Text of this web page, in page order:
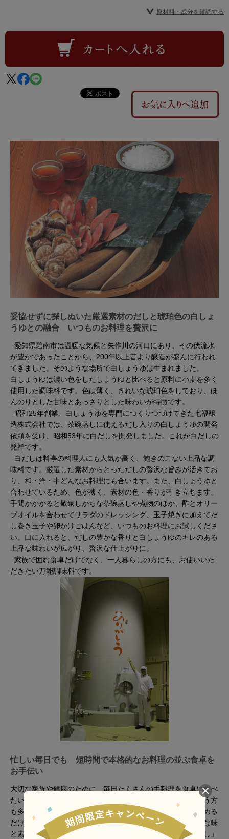
原材料・成分を確認する
妥協せずに探しぬいた厳選素材のだしと琥珀色の白しょ
うゆとの融合 いつものお料理を贅沢に
愛知県碧南市は温暖な気候と矢作川の河口にあり、その伏流水
が豊かであったことから、200年以上昔より醸造が盛んに行われ
てきました。そのような場所で白しょうゆは生まれました。
白しょうゆは濃い色をしたしょうゆと比べると原料に小麦を多く
使用した調味料です。色は薄く、きれいな琥珀色をしており、ほ
んのりとした甘味とあっさりとした味わいが特徴です。
昭和25年創業、白しょうゆを専門につくりつづけてきた七福醸
造株式会社では、茶碗蒸しに使えるだし入りの白しょうゆの開発
依頼を受け、昭和53年に白だしを開発しました。これが白だしの
発祥です。
白だしは料亭の料理人にも人気が高く、飽きのこない上品な調
味料です。厳選した素材からとっただしの贅沢な旨みが活きてお
り、和・洋・中どんなお料理にも合います。また、白しょうゆと
合わせているため、色が薄く、素材の色・香りが引き立ちます。
手間がかかると敬遠しがちな茶碗蒸しや煮物のほか、酢とオリー
ブオイルを合わせてサラダのドレッシング、玉子焼きに加えてだ
し巻き玉子や卵かけごはんなど、いつものお料理にお試しくださ
い。口に入れると、だしの豊かな香りと白しょうゆのキレのある
上品な味わいが広がり、贅沢な仕上がりに。
家族で囲む食卓だけでなく、一人暮らしの方にも、お使いいた
だきたい万能調味料です。
忙しい毎日でも 短時間で本格的なお料理の並ぶ食卓を
お手伝い
大切な家族や健康のために、毎日たくさんの手料理を食卓に並べ
たいと思っていても、お料理だけに時間をかけられないという方
も多いのではないでしょうか。白だしはお料理に合わせて薄める
だけで、味が決まります。短時間でさっとお手軽に、本格的な味
と素材の色を活かした食卓づくりをお手伝いする「有機白だし」